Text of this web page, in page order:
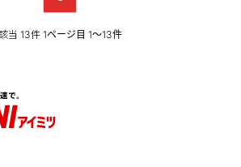
プローチを実行できるのが魅力のひと
、アプローチメモなどの活動ログを
該当 13件 1ページ目 1〜13件